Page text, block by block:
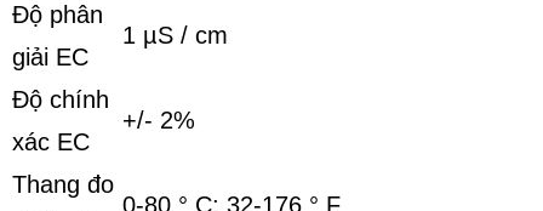
Độ phân
giải EC
1 µS / cm
Độ chính
xác EC
+/- 2%
Thang đo
0-80 ° C; 32-176 ° F